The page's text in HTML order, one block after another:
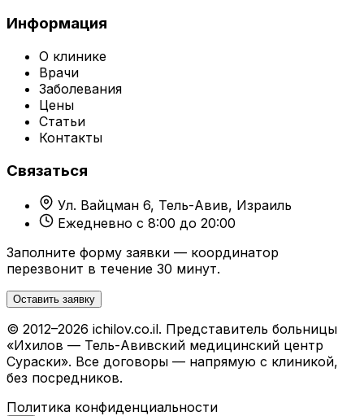
Информация
О клинике
Врачи
Заболевания
Цены
Статьи
Контакты
Связаться
Ул. Вайцман 6, Тель-Авив, Израиль
Ежедневно с 8:00 до 20:00
Заполните форму заявки — координатор
перезвонит в течение 30 минут.
Оставить заявку
© 2012–2026 ichilov.co.il. Представитель больницы
«Ихилов — Тель-Авивский медицинский центр
Сураски». Все договоры — напрямую с клиникой,
без посредников.
Политика конфиденциальности